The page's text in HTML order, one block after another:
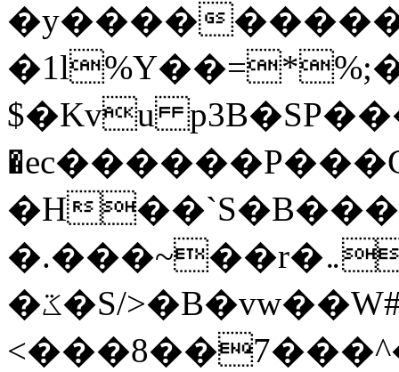
�y����
$�Kvu
�H
�.���~��r�޼�}�܅�mؕWu���K}
�ػ�S/>�B�vw��W#�I��*]\W��)Ħ�1��fC}